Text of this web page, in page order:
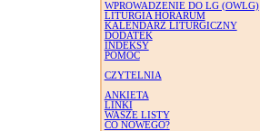
WPROWADZENIE DO LG (OWLG)
LITURGIA HORARUM
KALENDARZ LITURGICZNY
DODATEK
INDEKSY
POMOC
CZYTELNIA
ANKIETA
LINKI
WASZE LISTY
CO NOWEGO?